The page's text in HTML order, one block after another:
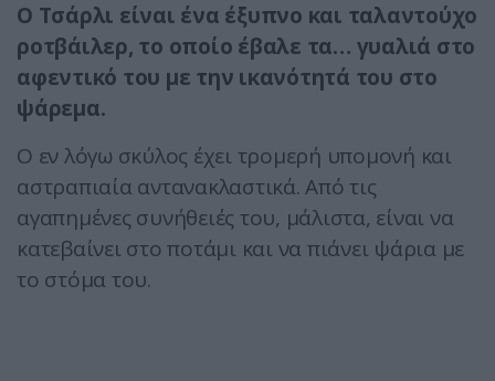
Ο Τσάρλι είναι ένα έξυπνο και ταλαντούχο
ροτβάιλερ, το οποίο έβαλε τα… γυαλιά στο
αφεντικό του με την ικανότητά του στο
ψάρεμα.
Ο εν λόγω σκύλος έχει τρομερή υπομονή και
αστραπιαία αντανακλαστικά. Από τις
αγαπημένες συνήθειές του, μάλιστα, είναι να
κατεβαίνει στο ποτάμι και να πιάνει ψάρια με
το στόμα του.